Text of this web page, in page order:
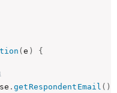
(e ) {
.getRespondentEmail ( )